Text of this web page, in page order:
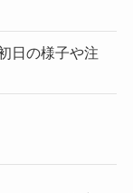
日の様子や注